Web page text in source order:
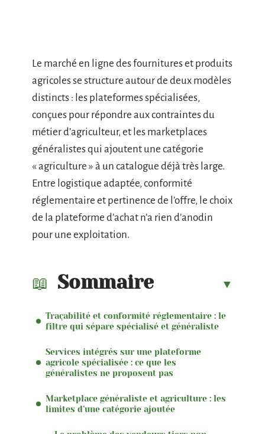
Le marché en ligne des fournitures et produits
agricoles se structure autour de deux modèles
distincts : les plateformes spécialisées,
conçues pour répondre aux contraintes du
métier d’agriculteur, et les marketplaces
généralistes qui ajoutent une catégorie
« agriculture » à un catalogue déjà très large.
Entre logistique adaptée, conformité
réglementaire et pertinence de l’offre, le choix
de la plateforme d’achat n’a rien d’anodin
pour une exploitation.
Sommaire
Traçabilité et conformité réglementaire : le
filtre qui sépare spécialisé et généraliste
Services intégrés sur une plateforme
agricole spécialisée : ce que les
généralistes ne proposent pas
Marketplace généraliste et agriculture : les
limites d’une catégorie ajoutée